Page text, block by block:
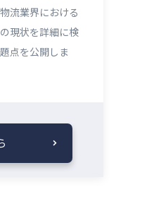
流業界における
現状を詳細に検
点を公開しま